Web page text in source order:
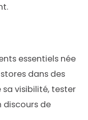
essentiels née
dans des
visibilité, tester
de